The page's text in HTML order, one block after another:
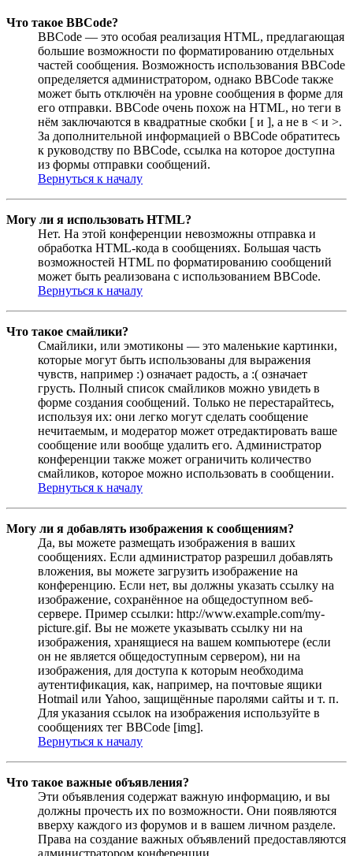
Что такое BBCode?
BBCode — это особая реализация HTML, предлагающая
большие возможности по форматированию отдельных
частей сообщения. Возможность использования BBCode
определяется администратором, однако BBCode также
может быть отключён на уровне сообщения в форме для
его отправки. BBCode очень похож на HTML, но теги в
нём заключаются в квадратные скобки [ и ], а не в < и >.
За дополнительной информацией о BBCode обратитесь
к руководству по BBCode, ссылка на которое доступна
из формы отправки сообщений.
Вернуться к началу
Могу ли я использовать HTML?
Нет. На этой конференции невозможны отправка и
обработка HTML-кода в сообщениях. Большая часть
возможностей HTML по форматированию сообщений
может быть реализована с использованием BBCode.
Вернуться к началу
Что такое смайлики?
Смайлики, или эмотиконы — это маленькие картинки,
которые могут быть использованы для выражения
чувств, например :) означает радость, а :( означает
грусть. Полный список смайликов можно увидеть в
форме создания сообщений. Только не перестарайтесь,
используя их: они легко могут сделать сообщение
нечитаемым, и модератор может отредактировать ваше
сообщение или вообще удалить его. Администратор
конференции также может ограничить количество
смайликов, которое можно использовать в сообщении.
Вернуться к началу
Могу ли я добавлять изображения к сообщениям?
Да, вы можете размещать изображения в ваших
сообщениях. Если администратор разрешил добавлять
вложения, вы можете загрузить изображение на
конференцию. Если нет, вы должны указать ссылку на
изображение, сохранённое на общедоступном веб-
сервере. Пример ссылки: http://www.example.com/my-
picture.gif. Вы не можете указывать ссылку ни на
изображения, хранящиеся на вашем компьютере (если
он не является общедоступным сервером), ни на
изображения, для доступа к которым необходима
аутентификация, как, например, на почтовые ящики
Hotmail или Yahoo, защищённые паролями сайты и т. п.
Для указания ссылок на изображения используйте в
сообщениях тег BBCode [img].
Вернуться к началу
Что такое важные объявления?
Эти объявления содержат важную информацию, и вы
должны прочесть их по возможности. Они появляются
вверху каждого из форумов и в вашем личном разделе.
Права на создание важных объявлений предоставляются
администратором конференции.